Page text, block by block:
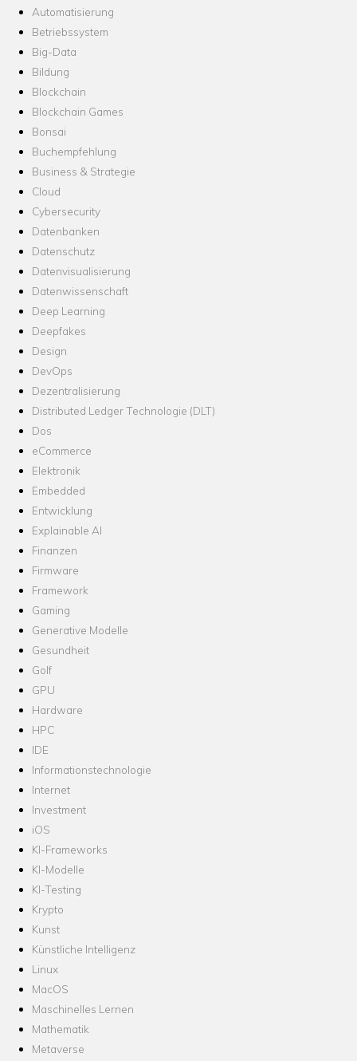
Automatisierung
Betriebssystem
Big-Data
Bildung
Blockchain
Blockchain Games
Bonsai
Buchempfehlung
Business & Strategie
Cloud
Cybersecurity
Datenbanken
Datenschutz
Datenvisualisierung
Datenwissenschaft
Deep Learning
Deepfakes
Design
DevOps
Dezentralisierung
Distributed Ledger Technologie (DLT)
Dos
eCommerce
Elektronik
Embedded
Entwicklung
Explainable AI
Finanzen
Firmware
Framework
Gaming
Generative Modelle
Gesundheit
Golf
GPU
Hardware
HPC
IDE
Informationstechnologie
Internet
Investment
iOS
KI-Frameworks
KI-Modelle
KI-Testing
Krypto
Kunst
Künstliche Intelligenz
Linux
MacOS
Maschinelles Lernen
Mathematik
Metaverse